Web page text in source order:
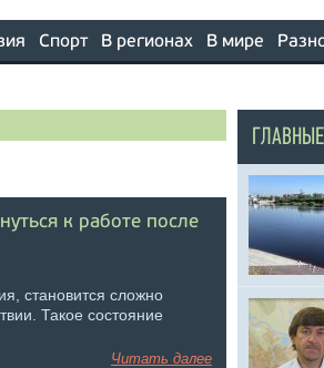
Спорт В регионах В мире
к работе после
становится сложно
Такое состояние
Читать далее